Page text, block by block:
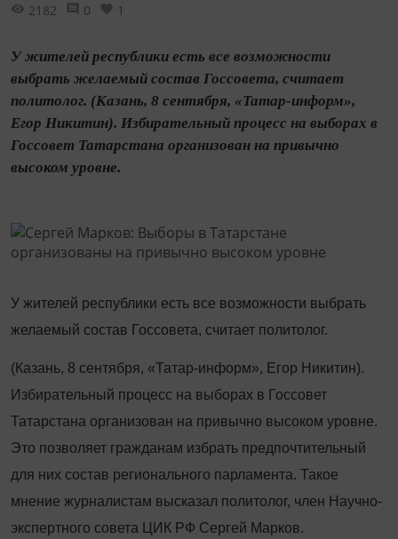
2182 0 1
У жителей республики есть все возможности
выбрать желаемый состав Госсовета, считает
политолог. (Казань, 8 сентября, «Татар-информ»,
Егор Никитин). Избирательный процесс на выборах в
Госсовет Татарстана организован на привычно
высоком уровне.
У жителей республики есть все возможности выбрать
желаемый состав Госсовета, считает политолог.
(Казань, 8 сентября, «Татар-информ», Егор Никитин).
Избирательный процесс на выборах в Госсовет
Татарстана организован на привычно высоком уровне.
Это позволяет гражданам избрать предпочтительный
для них состав регионального парламента. Такое
мнение журналистам высказал политолог, член Научно-
экспертного совета ЦИК РФ Сергей Марков.